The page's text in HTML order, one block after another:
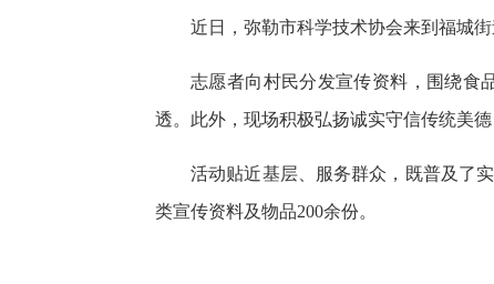
近日，弥勒市科学技术协会来到福城
志愿者向村民分发宣传资料，围绕食
透。此外，现场积极弘扬诚实守信传统美
活动贴近基层、服务群众，既普及了
类宣传资料及物品200余份。